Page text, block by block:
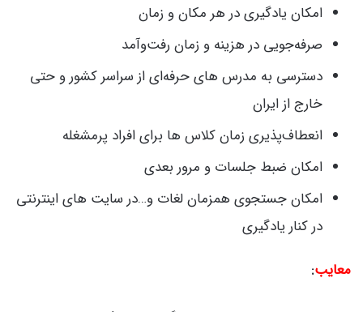
امکان یادگیری در هر مکان و زمان
صرفه‌جویی در هزینه و زمان رفت‌و‌آمد
دسترسی به مدرس های حرفه‌ای از سراسر کشور و حتی
خارج از ایران
انعطاف‌پذیری زمان کلاس ها برای افراد پرمشغله
امکان ضبط جلسات و مرور بعدی
امکان جستجوی همزمان لغات و…در سایت های اینترنتی
در کنار یادگیری
معایب: